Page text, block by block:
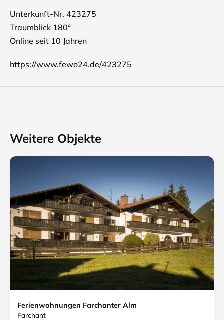
Unterkunft-Nr. 423275
Traumblick 180°
Online seit 10 Jahren
https://www.fewo24.de/423275
Weitere Objekte
Ferienwohnungen Farchanter Alm
Farchant